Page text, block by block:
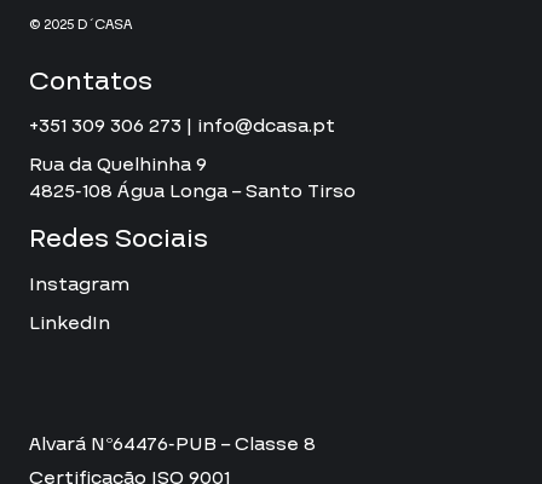
© 2025 D´CASA
Contatos
+351 309 306 273 | info@dcasa.pt
Rua da Quelhinha 9
4825-108 Água Longa – Santo Tirso
Redes Sociais
Instagram
LinkedIn
Alvará Nº64476-PUB – Classe 8
Certificação ISO 9001